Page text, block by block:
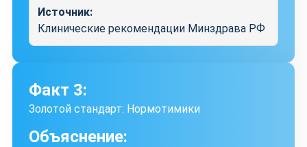
Источник:
Клинические рекомендации Минздрава РФ
Факт 3:
Золотой стандарт: Нормотимики
Объяснение: